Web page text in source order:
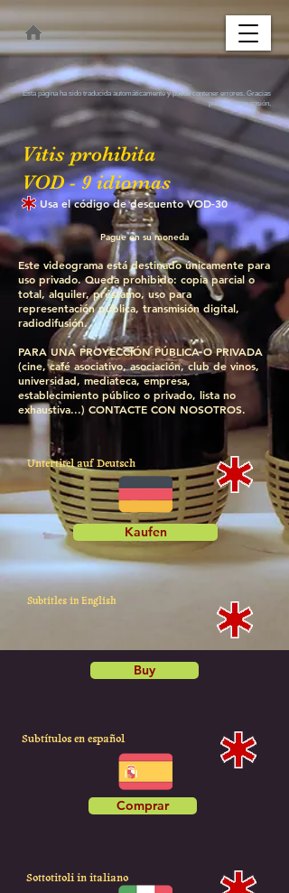
Esta página ha sido traducida automáticamente y puede contener errores. Gracias
por su comprensión.
Vitis prohibita
VOD - 9 idiomas
Usa el código de descuento VOD-30
Pague en su moneda
Este videograma está destinado únicamente para
uso privado. Queda prohibido: copia parcial o
total, alquiler, préstamo, uso para
representación pública, transmisión digital,
radiodifusión.
PARA UNA PROYECCIÓN PÚBLICA O PRIVADA
(cine, café asociativo, asociación, club de vinos,
universidad, mediateca, empresa,
establecimiento público o privado, lista no
exhaustiva...) CONTACTE CON NOSOTROS.
Untertitel auf Deutsch
Kaufen
Subtitles in English
Buy
Subtítulos en español
Comprar
Sottotitoli in italiano